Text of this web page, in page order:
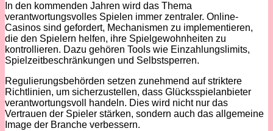
In den kommenden Jahren wird das Thema
verantwortungsvolles Spielen immer zentraler. Online-
Casinos sind gefordert, Mechanismen zu implementieren,
die den Spielern helfen, ihre Spielgewohnheiten zu
kontrollieren. Dazu gehören Tools wie Einzahlungslimits,
Spielzeitbeschränkungen und Selbstsperren.
Regulierungsbehörden setzen zunehmend auf striktere
Richtlinien, um sicherzustellen, dass Glücksspielanbieter
verantwortungsvoll handeln. Dies wird nicht nur das
Vertrauen der Spieler stärken, sondern auch das allgemeine
Image der Branche verbessern.